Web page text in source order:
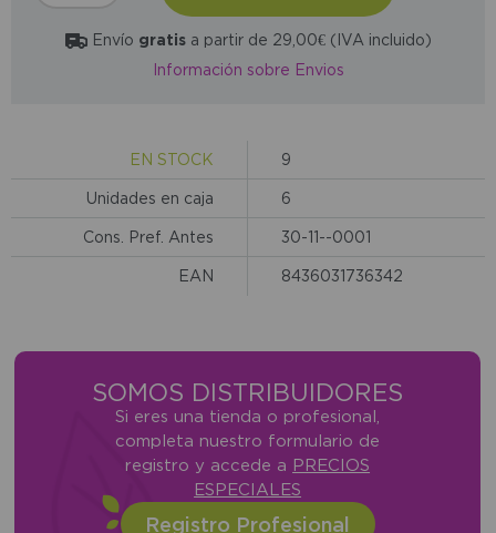
Envío gratisa partir de 29,00€ (IVA incluido)
Información sobre Envios
EN STOCK 9
Unidades en caja 6
Cons. Pref. Antes 30-11--0001
EAN 8436031736342
SOMOS DISTRIBUIDORES
Si eres una tienda o profesional,
completa nuestro formulario de
registro y accede a PRECIOS
ESPECIALES
Registro Profesional